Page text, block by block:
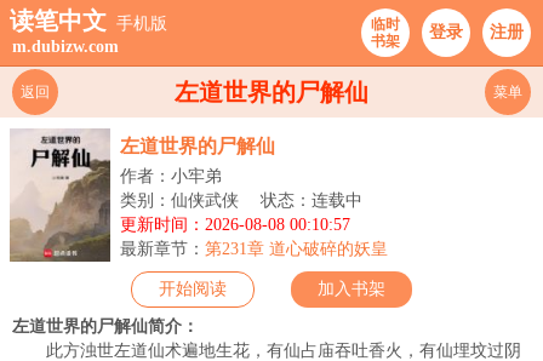
读笔中文 手机版
m.dubizw.com
临时
书架
登录 注册
左道世界的尸解仙
返回 菜单
左道世界的尸解仙
作者：小牢弟
类别：仙侠武侠
状态：连载中
更新时间：2026-08-08 00:10:57
最新章节： 第231章 道心破碎的妖皇
开始阅读 加入书架
左道世界的尸解仙简介：
此方浊世左道仙术遍地生花，有仙占庙吞吐香火，有仙埋坟过阴